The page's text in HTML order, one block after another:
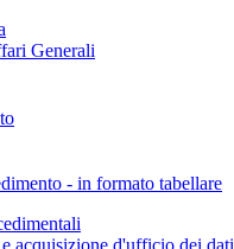
Generali
- in formato tabellare
acquisizione d'ufficio dei dati